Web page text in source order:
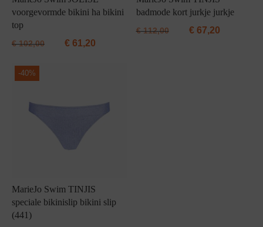
voorgevormde bikini ha bikini
top
€102,00 € 61,20
badmode kort jurkje jurkje
€112,00 €67,20
-40%
MarieJo Swim TINJIS
speciale bikinislip bikini slip
(441)